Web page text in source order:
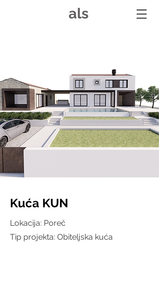
als
Kuća KUN
Lokacija: Poreč
Tip projekta: Obiteljska kuća